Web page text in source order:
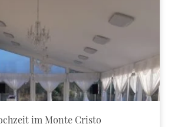
im Monte Cristo